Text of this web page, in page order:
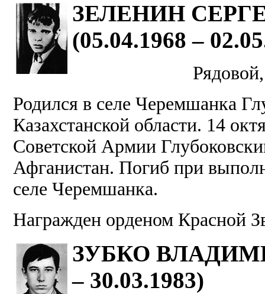
ЗЕЛЕНИН
(05.04.1968 –
Родился в селе Черемшанка
Казахстанской области. 14
Советской Армии
Афганистан. Погиб при
селе Черемшанка.
Награжден орденом Красной
ЗУБКО
– 30.03.1983)